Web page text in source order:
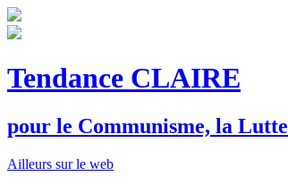
Tendance CLAIRE
pour le Communisme, la Lutte
Ailleurs sur le web